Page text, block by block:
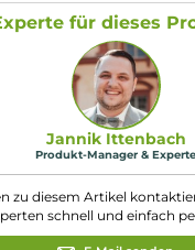
Mango Aroma 10ml in
60ml
10ml
Authentische Mango